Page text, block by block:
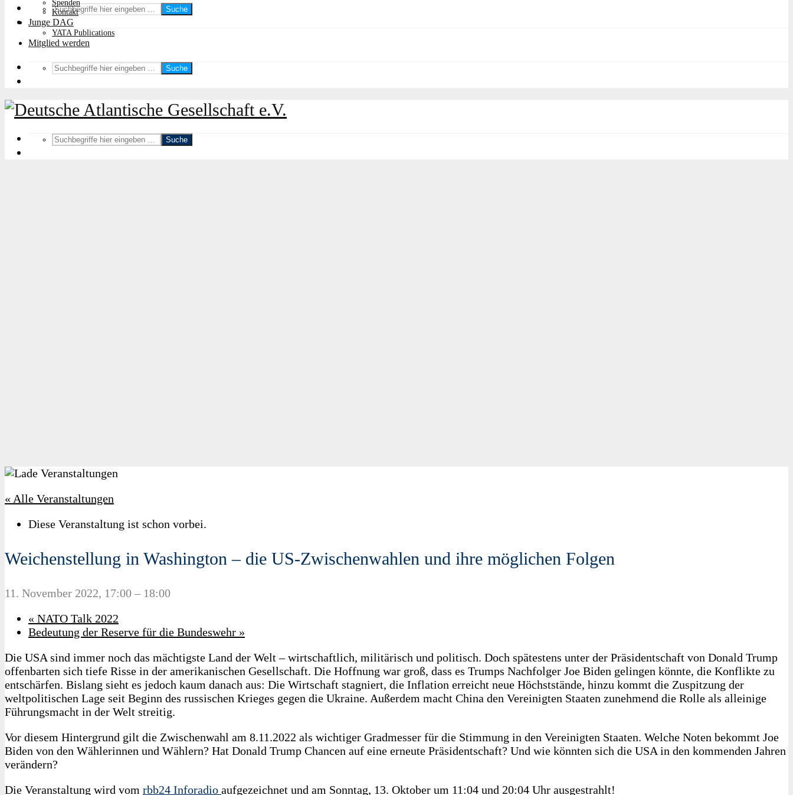
Suche
Spenden
Kontakt
Junge DAG
YATA Publications
Mitglied werden
Suche
Suche
« Alle Veranstaltungen
Diese Veranstaltung ist schon vorbei.
Weichenstellung in Washington – die US-Zwischenwahlen und ihre möglichen Folgen
11. November 2022, 17:00 – 18:00
« NATO Talk 2022
Bedeutung der Reserve für die Bundeswehr »
Die USA sind immer noch das mächtigste Land der Welt – wirtschaftlich, militärisch und politisch. Doch spätestens unter der Präsidentschaft von Donald Trump
offenbarten sich tiefe Risse in der amerikanischen Gesellschaft. Die Hoffnung war groß, dass es Trumps Nachfolger Joe Biden gelingen könnte, die Konflikte zu
entschärfen. Bislang sieht es jedoch kaum danach aus: Die Wirtschaft stagniert, die Inflation erreicht neue Höchststände, hinzu kommt die Zuspitzung der
weltpolitischen Lage seit Beginn des russischen Krieges gegen die Ukraine. Außerdem macht China den Vereinigten Staaten zunehmend die Rolle als alleinige
Führungsmacht in der Welt streitig.
Vor diesem Hintergrund gilt die Zwischenwahl am 8.11.2022 als wichtiger Gradmesser für die Stimmung in den Vereinigten Staaten. Welche Noten bekommt Joe
Biden von den Wählerinnen und Wählern? Hat Donald Trump Chancen auf eine erneute Präsidentschaft? Und wie könnten sich die USA in den kommenden Jahren
verändern?
Die Veranstaltung wird vom rbb24 Inforadio aufgezeichnet und am Sonntag, 13. Oktober um 11:04 und 20:04 Uhr ausgestrahlt!